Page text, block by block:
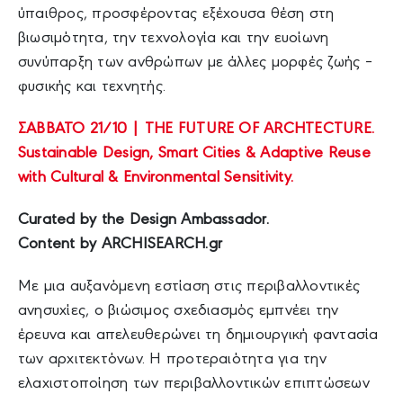
ύπαιθρος, προσφέροντας εξέχουσα θέση στη
βιωσιμότητα, την τεχνολογία και την ευοίωνη
συνύπαρξη των ανθρώπων με άλλες μορφές ζωής –
φυσικής και τεχνητής.
ΣΑΒΒΑΤΟ 21/10 | THE FUTURE OF ARCHTECTURE.
Sustainable Design, Smart Cities & Adaptive Reuse
with Cultural & Environmental Sensitivity.
Curated by the Design Ambassador.
Content by ARCHISEARCH.gr
Με μια αυξανόμενη εστίαση στις περιβαλλοντικές
ανησυχίες, ο βιώσιμος σχεδιασμός εμπνέει την
έρευνα και απελευθερώνει τη δημιουργική φαντασία
των αρχιτεκτόνων. Η προτεραιότητα για την
ελαχιστοποίηση των περιβαλλοντικών επιπτώσεων